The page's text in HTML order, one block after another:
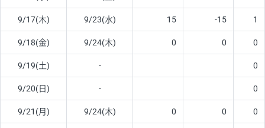
9/17(木) 9/23(水) 15 -15 1
9/18(金) 9/24(木) 0 0 0
9/19(土) - 0
9/20(日) - 0
9/21(月) 9/24(木) 0 0 0